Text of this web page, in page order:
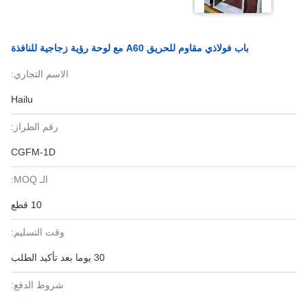
باب فولاذي مقاوم للحريق A60 مع لوحة رؤية زجاجية للنافذة
الاسم التجاري:
Hailu
رقم الطراز:
CGFM-1D
الـ MOQ:
10 قطع
وقت التسليم:
30 يوما بعد تأكيد الطلب
شروط الدفع: